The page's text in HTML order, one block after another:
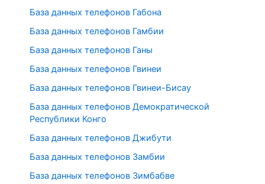
База данных телефонов Габона
База данных телефонов Гамбии
База данных телефонов Ганы
База данных телефонов Гвинеи
База данных телефонов Гвинеи-Бисау
База данных телефонов Демократической
Республики Конго
База данных телефонов Джибути
База данных телефонов Замбии
База данных телефонов Зимбабве